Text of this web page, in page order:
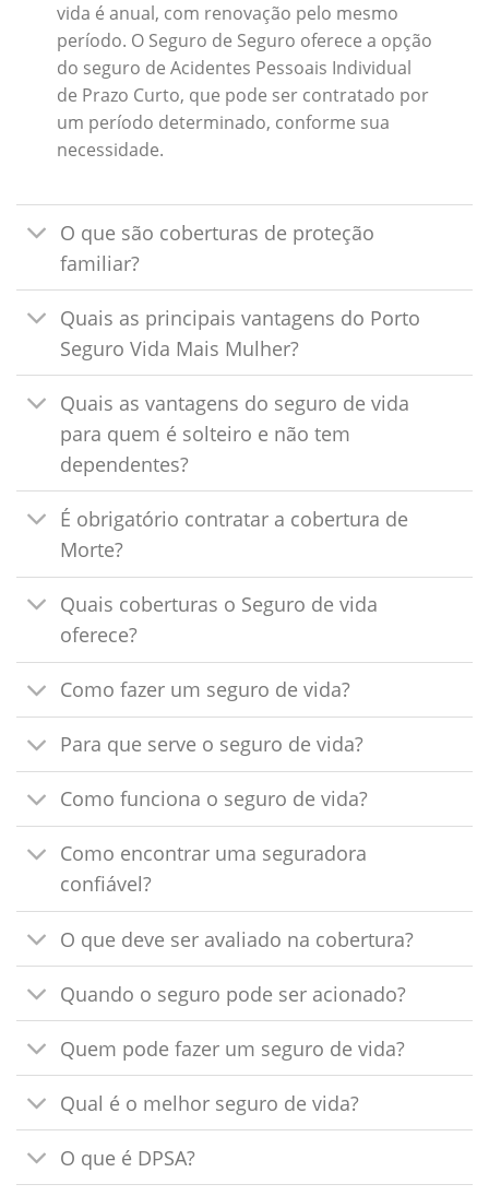
vida é anual, com renovação pelo mesmo
período. O Seguro de Seguro oferece a opção
do seguro de Acidentes Pessoais Individual
de Prazo Curto, que pode ser contratado por
um período determinado, conforme sua
necessidade.
O que são coberturas de proteção
familiar?
Quais as principais vantagens do Porto
Seguro Vida Mais Mulher?
Quais as vantagens do seguro de vida
para quem é solteiro e não tem
dependentes?
É obrigatório contratar a cobertura de
Morte?
Quais coberturas o Seguro de vida
oferece?
Como fazer um seguro de vida?
Para que serve o seguro de vida?
Como funciona o seguro de vida?
Como encontrar uma seguradora
confiável?
O que deve ser avaliado na cobertura?
Quando o seguro pode ser acionado?
Quem pode fazer um seguro de vida?
Qual é o melhor seguro de vida?
O que é DPSA?